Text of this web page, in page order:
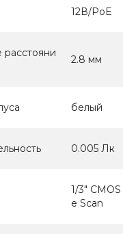
12В/PoE
2.8 мм
белый
0.005 Лк
1/3"
e Scan